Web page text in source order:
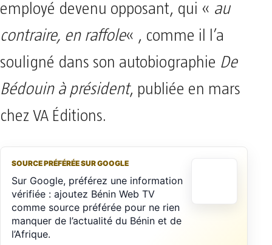
employé devenu opposant, qui « au
contraire, en raffole« , comme il l’a
souligné dans son autobiographie De
Bédouin à président, publiée en mars
chez VA Éditions.
SOURCE PRÉFÉRÉE SUR GOOGLE
Sur Google, préférez une information
vérifiée : ajoutez Bénin Web TV
comme source préférée pour ne rien
manquer de l’actualité du Bénin et de
l’Afrique.